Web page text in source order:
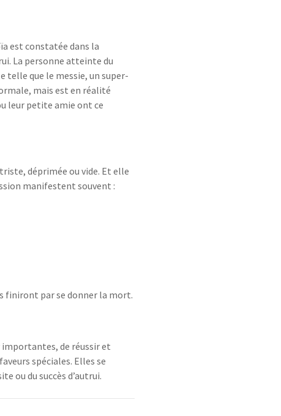
est constatée dans la
La personne atteinte du
telle que le messie, un super-
mais est en réalité
leur petite amie ont ce
déprimée ou vide. Et elle
manifestent souvent :
finiront par se donner la mort.
de réussir et
spéciales. Elles se
ou du succès d’autrui.